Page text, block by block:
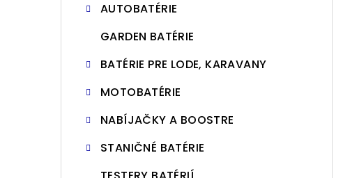
AUTOBATÉRIE
GARDEN BATÉRIE
BATÉRIE PRE LODE, KARAVANY
MOTOBATÉRIE
NABÍJAČKY A BOOSTRE
STANIČNÉ BATÉRIE